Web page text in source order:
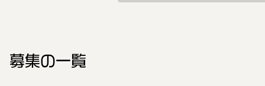
募集の一覧